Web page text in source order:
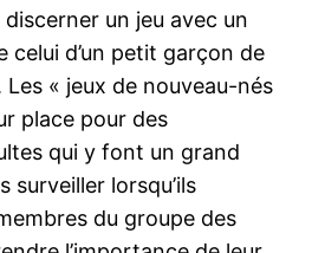
un jeu avec un
d’un petit garçon de
Les « jeux de nouveau-nés
place pour des
qui y font un grand
surveiller lorsqu’ils
du groupe des